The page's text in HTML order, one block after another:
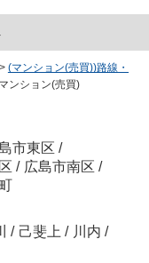
> (マンション(売買))路線・
ンション(売買)
市東区 /
/ 広島市南区 /
/ 己斐上 / 川内 /